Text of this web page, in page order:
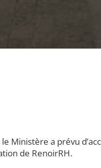
Ministère a prévu
de RenoirRH.